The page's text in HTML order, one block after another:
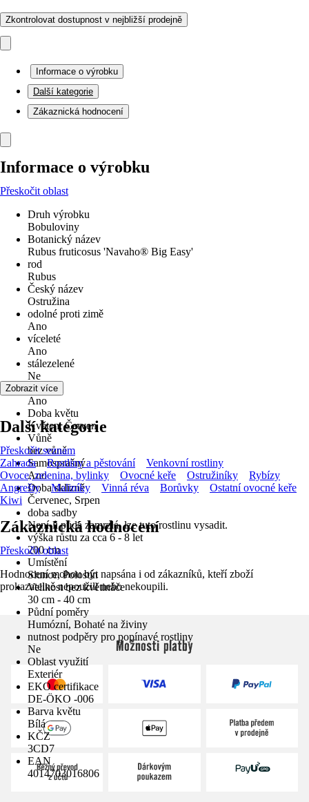
Zkontrolovat dostupnost v nejbližší prodejně
Informace o výrobku
Další kategorie
Zákaznická hodnocení
Informace o výrobku
Přeskočit oblast
Druh výrobku
Bobuloviny
Botanický název
Rubus fruticosus 'Navaho® Big Easy'
rod
Rubus
Český název
Ostružina
odolné proti zimě
Ano
víceleté
Ano
stálezelené
Ne
Květ
Ano
Doba květu
Květen, Červen
Vůně
bez vůně
Samosprašný
Ano
Doba sklizně
Červenec, Srpen
doba sadby
Není-li půda zamrzlá, lze tuto rostlinu vysadit.
výška růstu za cca 6 - 8 let
200 cm
Umístění
Slunce, Polostín
Velikost bez květináče
30 cm - 40 cm
Půdní poměry
Humózní, Bohaté na živiny
nutnost podpěry pro popínavé rostliny
Ne
Oblast využití
Exteriér
EKO certifikace
DE-ÖKO -006
Barva květu
Bílá
KČZ
3CD7
EAN
4014703016806
Zobrazit více
Další kategorie
Přeskočit seznam
Zahrada
Rostliny a pěstování
Venkovní rostliny
Ovoce, zelenina, bylinky
Ovocné keře Ostružiníky
Rybízy
Angrešty
Maliníky Vinná réva Borůvky
Ostatní ovocné keře
Kiwi
Zákaznická hodnocení
Přeskočit oblast
Hodnocení mohou být napsána i od zákazníků, kteří zboží
prokazatelně nepoužili nebo nekoupili.
Možnosti platby